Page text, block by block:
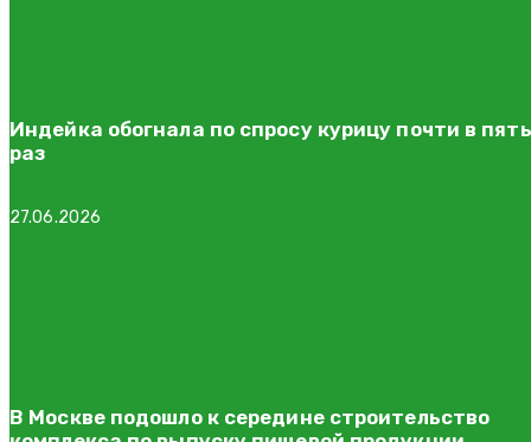
Индейка обогнала по спросу курицу почти в пять
раз
27.06.2026
В Москве подошло к середине строительство